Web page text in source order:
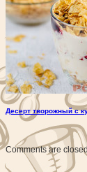
Десерт творожный с
Comments are